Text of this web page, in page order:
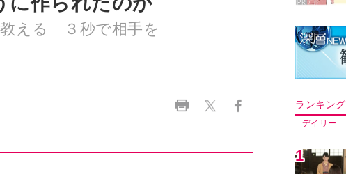
える「３秒で相手を
ランキング
デイリー
1